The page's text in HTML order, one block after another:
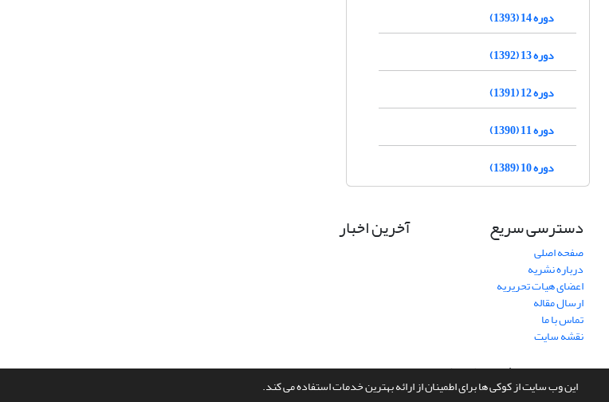
این وب سایت از کوکی ها برای اطمینان از ارائه بهترین خدمات استفاده می کند.
دوره 14 (1393)
دوره 13 (1392)
دوره 12 (1391)
دوره 11 (1390)
دوره 10 (1389)
دسترسی سریع
صفحه اصلی
درباره نشریه
اعضای هیات تحریریه
ارسال مقاله
تماس با ما
نقشه سایت
آخرین اخبار
سامانه مدیریت نشریات علمی.طراحی و پیاده سازی ازسیناوب